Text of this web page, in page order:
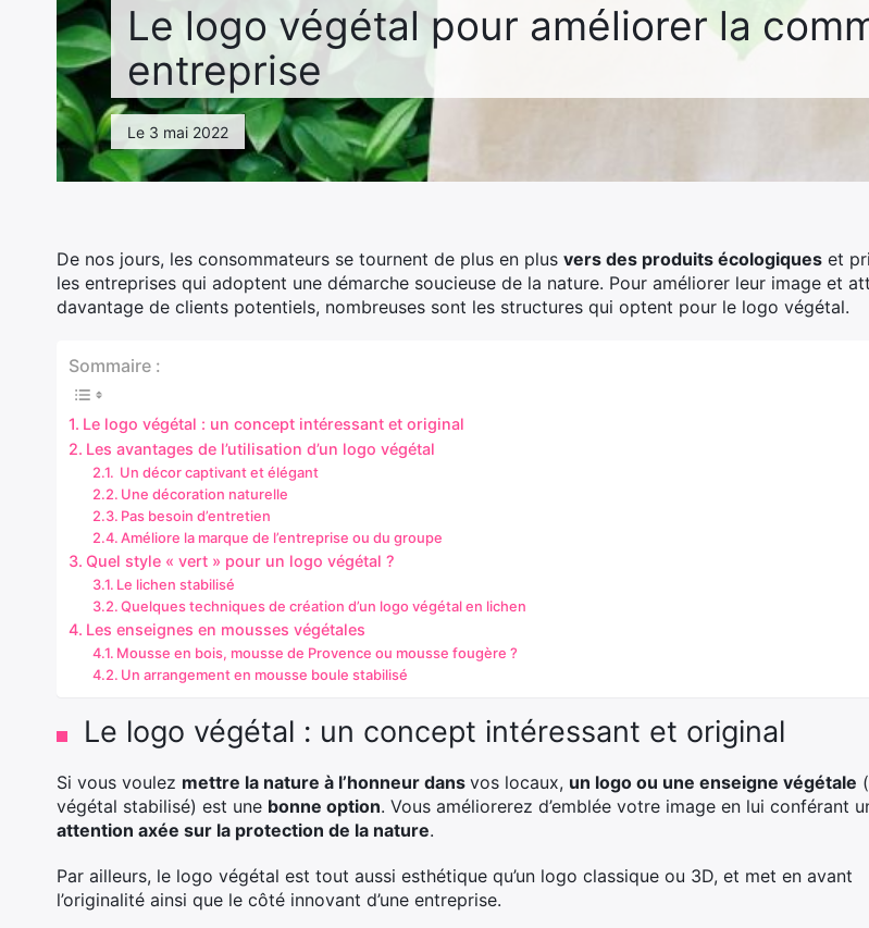
Le logo végétal pour améliorer la
entreprise
Le 3 mai 2022
De nos jours, les consommateurs se tournent de plus en plus vers des produits écologiques et
les entreprises qui adoptent une démarche soucieuse de la nature. Pour améliorer leur image et
davantage de clients potentiels, nombreuses sont les structures qui optent pour le logo végétal.
Sommaire :
Le logo végétal : un concept intéressant et original
Les avantages de l’utilisation d’un logo végétal
Un décor captivant et élégant
Une décoration naturelle
Pas besoin d’entretien
Améliore la marque de l’entreprise ou du groupe
Quel style « vert » pour un logo végétal ?
Le lichen stabilisé
Quelques techniques de création d’un logo végétal en lichen
Les enseignes en mousses végétales
Mousse en bois, mousse de Provence ou mousse fougère ?
Un arrangement en mousse boule stabilisé
Le logo végétal : un concept intéressant et original
Si vous voulez mettre la nature à l’honneur dans vos locaux, un logo ou une enseigne végétale
végétal stabilisé) est une bonne option. Vous améliorerez d’emblée votre image en lui conférant
attention axée sur la protection de la nature.
Par ailleurs, le logo végétal est tout aussi esthétique qu’un logo classique ou 3D, et met en avant
l’originalité ainsi que le côté innovant d’une entreprise.